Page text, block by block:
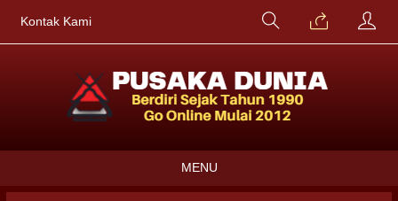
Kontak Kami
MENU